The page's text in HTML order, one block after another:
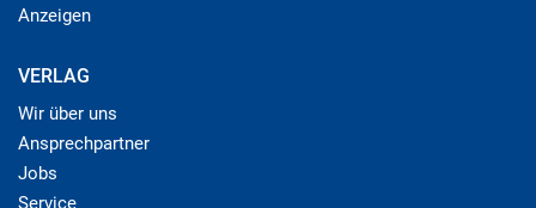
Anzeigen
VERLAG
Wir über uns
Ansprechpartner
Jobs
Service